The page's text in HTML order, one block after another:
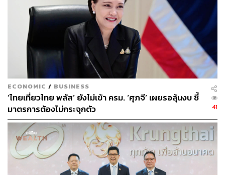
โดยไพบูลย์กล่าวต่อว่า ข้อเสนอเกี่ยวกับ TISA ที่ฝั่งตลาดทุน
เสนอไป คือควรเป็นโครงการลดหย่อนภาษีแบบถาวร
หรือ
เป็นสิทธิที่ให้ต่อเนื่องไปเรื่อยๆ เพื่อป้องกันปัญหาแบบที่เคย
เกิดกับกองทุน LTF ในอดีต ที่เมื่อครบกำหนด 5 ปีแล้วนัก
ลงทุนแห่เทขายจนสร้างผลกระทบต่อตลาด
ขณะที่ วินิจ วิเศษสุวรรณภูมิ ผู้อำนวยการสำนักงานเศรษฐกิจ
การคลังในฐานะโฆษกกระทรวงการคลัง เปิดเผยความคืบ
หน้าเกี่ยวกับโครงการบัญชีการออมการลงทุนส่วนบุคคลหรือ
Thailand Individual Saving Account (TISA) โดยระบุว่า
ปัจจุบันการพูดคุยคืบหน้าไปแล้วประมาณ 70-80% โดยเหลือ
รายละเอียดที่จะต้องตกลงกันอีกเพียงเล็กน้อยเท่านั้น
“กระทรวงการคลังเคยเสนอไปแล้ว วันนี้จึงเป็นโอกาสที่ได้รับ
ECONOMIC / BUSINESS
‘ไทยเที่ยวไทย พลัส’ ยังไม่เข้า ครม. ‘ศุภจี’ เผยรอลุ้นงบ ชี้
มาตรการต้องไม่กระจุกตัว
41